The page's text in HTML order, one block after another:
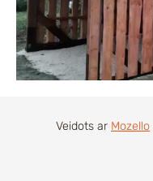
Veidots ar Mozello